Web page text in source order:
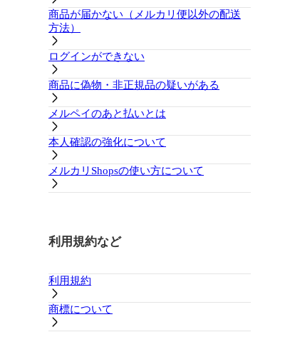
商品が届かない（メルカリ便以外の配送
方法）
ログインができない
商品に偽物・非正規品の疑いがある
メルペイのあと払いとは
本人確認の強化について
メルカリShopsの使い方について
利用規約など
利用規約
商標について